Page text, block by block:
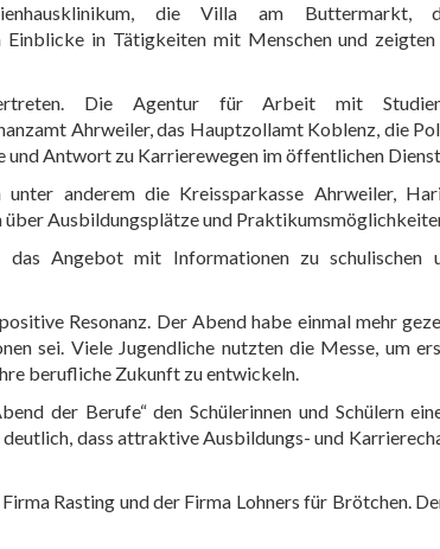
die Villa am Buttermarkt,
in Tätigkeiten mit Menschen und zeigten
Die Agentur für Arbeit mit
Ahrweiler, das Hauptzollamt Koblenz, die
und Antwort zu Karrierewegen im öffentlichen
anderem die Kreissparkasse Ahrweiler,
Ausbildungsplätze und
Angebot mit Informationen zu schulischen
Resonanz. Der Abend habe einmal mehr
sei. Viele Jugendliche nutzten die Messe, um
berufliche Zukunft zu entwickeln.
der Berufe“ den Schülerinnen und Schülern
dass attraktive Ausbildungs- und
Rasting und der Firma Lohners für Brötchen.